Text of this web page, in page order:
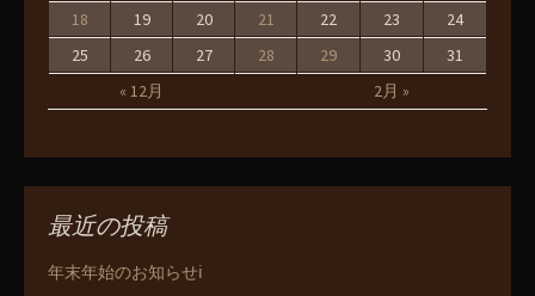
« 12月 2月 »
18
19 20 21 22 23
24
25
26 27 28 29 30 31
最近の投稿
年末年始のお知らせℹ️